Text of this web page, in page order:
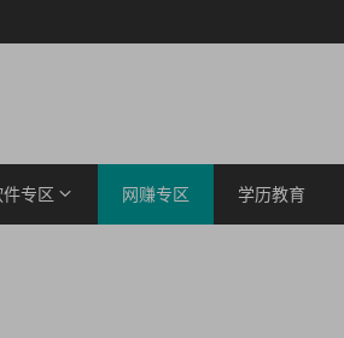
件专区 网赚专区 学历教育